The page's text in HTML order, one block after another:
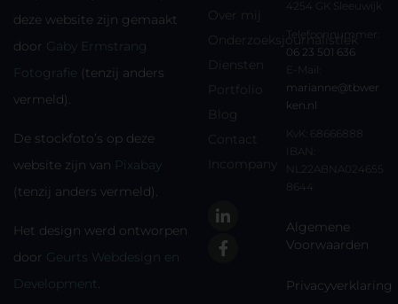
deze website zijn gemaakt
door Gaby Ermstrang
Fotografie (tenzij anders
vermeld).
De stockfoto’s op deze
website zijn van Pixabay
(tenzij anders vermeld).
Het design werd ontworpen
door Geurts Webdesign en
Development .
Over mij
Onderzoeksjournalistiek
Diensten
Portfolio
Blog
Contact
Incompany
4254 GK Sleeuwijk
Telefoonnummer:
06 23 501 636
E-Mail:
marianne@tbwer
ken.nl
KvK: 68666888
IBAN:
NL22ABNA024655
8644
Algemene
Voorwaarden
Privacyverklaring